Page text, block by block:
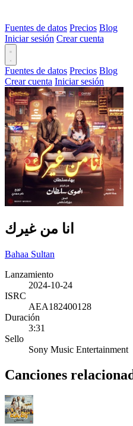
Fuentes de datos Precios Blog
Iniciar sesión Crear cuenta
Fuentes de datos Precios Blog
Crear cuenta Iniciar sesión
انا من غيرك
Bahaa Sultan
Lanzamiento
2024-10-24
ISRC
AEA182400128
Duración
3:31
Sello
Sony Music Entertainment
Canciones